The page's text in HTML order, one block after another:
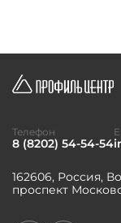
162606, Россия,
проспект
Телефон
8 (8202) 54-54-54